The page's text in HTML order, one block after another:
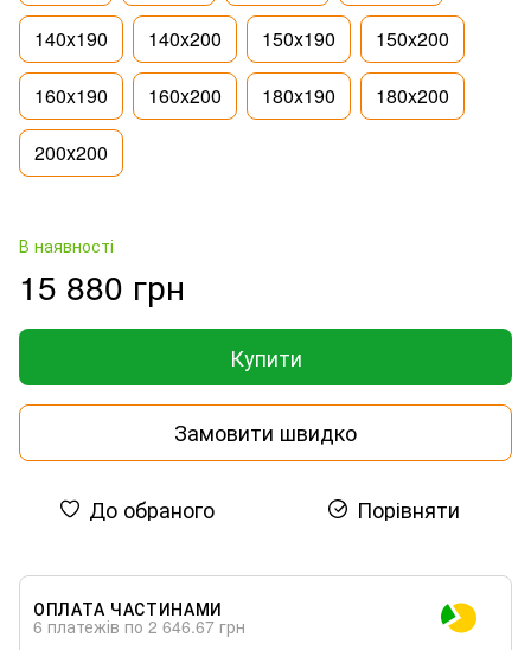
140x190 140x200 150x190 150x200
160x190 160x200 180x190 180x200
200х200
В наявності
15 880 грн
Купити
Замовити швидко
До обраного Порівняти
ОПЛАТА ЧАСТИНАМИ
6 платежів по 2 646.67 грн